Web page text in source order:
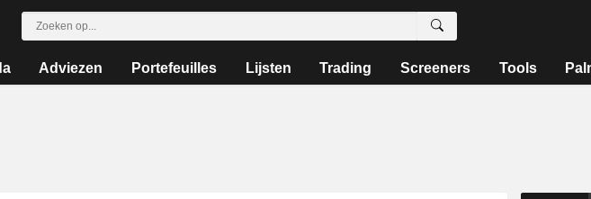
Adviezen Portefeuilles Lijsten Trading Screeners Tools